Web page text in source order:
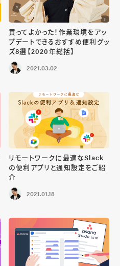
買ってよかった！作業環境をアッ
プデートできるおすすめ便利グッ
ズ8選【2020年総括】
2021.03.02
リモートワークに最適なSlack
の便利アプリと通知設定をご紹
介
2021.01.18